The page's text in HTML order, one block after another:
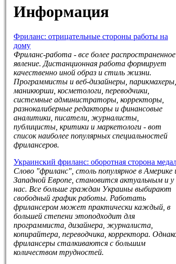
Информация
Фриланс: отрицательные стороны работы на
дому
Фриланс-работа - все более распространенное
явление. Дистанционная работа формирует
качественно иной образ и стиль жизни.
Программисты и веб-дизайнеры, парикмахеры,
маникюрши, косметологи, переводчики,
системные администраторы, корректоры,
разнокалиберные редакторы и финансовые
аналитики, писатели, журналисты,
публицисты, критики и маркетологи - вот
список наиболее популярных специальностей
фрилансеров.
Украинский фриланс: оборотная сторона
Слово "фриланс", столь популярное в Америке
Западной Европе, становится актуальным и у
нас. Все больше граждан Украины выбирают
свободный график работы. Работать
фрилансером может практически каждый, в
большей степени этоподходит для
программиста, дизайнера, журналиста,
копирайтера, переводчика, корректора.
фрилансеры сталкиваются с большим
количеством трудностей.